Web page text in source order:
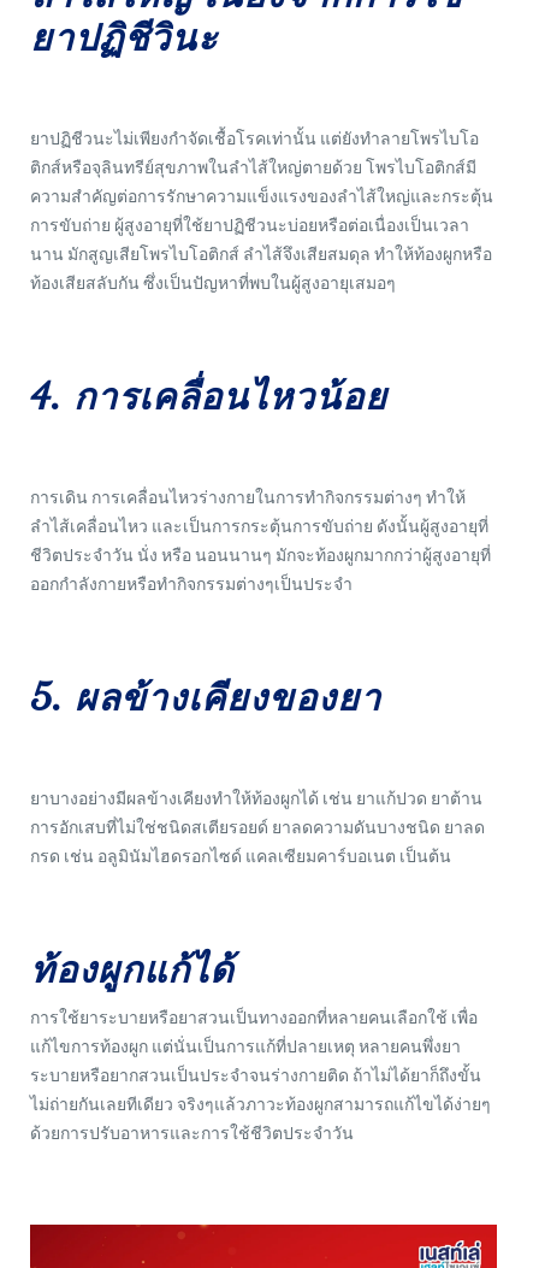
ยาปฏิชีวินะ
ยาปฏิชีวนะไม่เพียงกำจัดเชื้อโรคเท่านั้น แต่ยังทำลายโพรไบโอ
ติกส์หรือจุลินทรีย์สุขภาพในลำไส้ใหญ่ตายด้วย โพรไบโอติกส์มี
ความสำคัญต่อการรักษาความแข็งแรงของลำไส้ใหญ่และกระตุ้น
การขับถ่าย ผู้สูงอายุที่ใช้ยาปฏิชีวนะบ่อยหรือต่อเนื่องเป็นเวลา
นาน มักสูญเสียโพรไบโอติกส์ ลำไส้จึงเสียสมดุล ทำให้ท้องผูกหรือ
ท้องเสียสลับกัน ซึ่งเป็นปัญหาที่พบในผู้สูงอายุเสมอๆ
4. การเคลื่อนไหวน้อย
การเดิน การเคลื่อนไหวร่างกายในการทำกิจกรรมต่างๆ ทำให้
ลำไส้เคลื่อนไหว และเป็นการกระตุ้นการขับถ่าย ดังนั้นผู้สูงอายุที่
ชีวิตประจำวัน นั่ง หรือ นอนนานๆ มักจะท้องผูกมากกว่าผู้สูงอายุที่
ออกกำลังกายหรือทำกิจกรรมต่างๆเป็นประจำ
5. ผลข้างเคียงของยา
ยาบางอย่างมีผลข้างเคียงทำให้ท้องผูกได้ เช่น ยาแก้ปวด ยาต้าน
การอักเสบที่ไม่ใช่ชนิดสเตียรอยด์ ยาลดความดันบางชนิด ยาลด
กรด เช่น อลูมินัมไฮดรอกไซด์ แคลเซียมคาร์บอเนต เป็นต้น
ท้องผูกแก้ได้
การใช้ยาระบายหรือยาสวนเป็นทางออกที่หลายคนเลือกใช้ เพื่อ
แก้ไขการท้องผูก แต่นั่นเป็นการแก้ที่ปลายเหตุ หลายคนพึ่งยา
ระบายหรือยากสวนเป็นประจำจนร่างกายติด ถ้าไม่ได้ยาก็ถึงขั้น
ไม่ถ่ายกันเลยทีเดียว จริงๆแล้วภาวะท้องผูกสามารถแก้ไขได้ง่ายๆ
ด้วยการปรับอาหารและการใช้ชีวิตประจำวัน